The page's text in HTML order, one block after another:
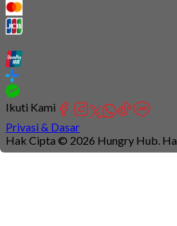
Ikuti Kami
Privasi & Dasar
Hak Cipta © 2026 Hungry Hub.
Connection